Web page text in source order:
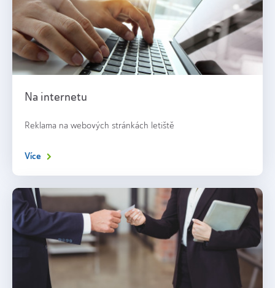
Na internetu
Reklama na webových stránkách letiště
Více